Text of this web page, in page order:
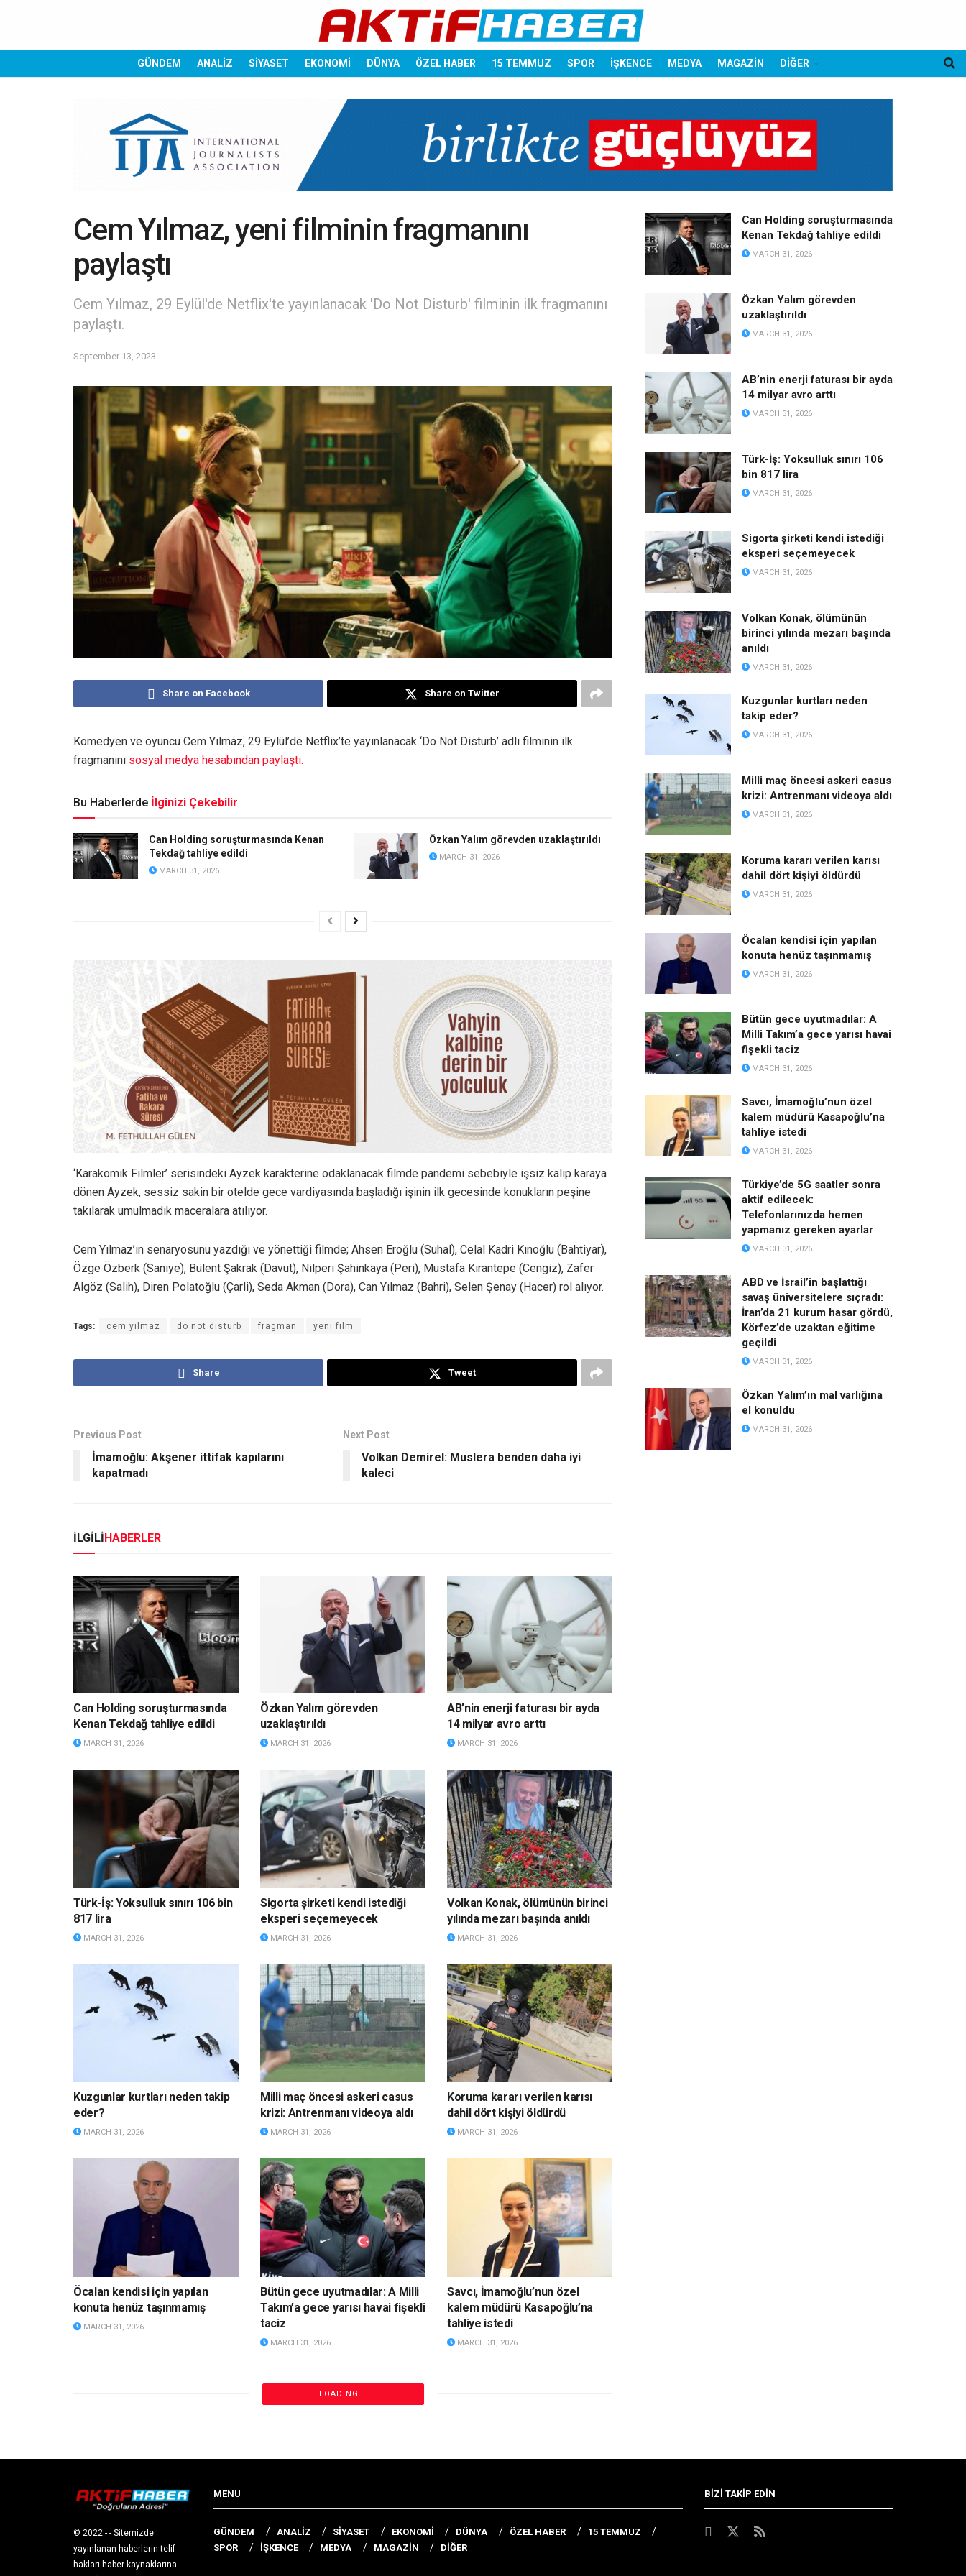
GÜNDEM ANALİZ SİYASET EKONOMİ DÜNYA ÖZEL HABER 15 TEMMUZ SPOR İŞKENCE MEDYA MAGAZİN DİĞER
Cem Yılmaz, yeni filminin fragmanını
paylaştı
Cem Yılmaz, 29 Eylül'de Netflix'te yayınlanacak 'Do Not Disturb' filminin ilk fragmanını
paylaştı.
September 13, 2023
Share on Facebook Share on Twitter
Komedyen ve oyuncu Cem Yılmaz, 29 Eylül’de Netflix’te yayınlanacak ‘Do Not Disturb’ adlı filminin ilk
fragmanını sosyal medya hesabından paylaştı.
Bu Haberlerde İlginizi Çekebilir
Can Holding soruşturmasında Kenan
Tekdağ tahliye edildi
MARCH 31, 2026
Özkan Yalım görevden uzaklaştırıldı
MARCH 31, 2026
‘Karakomik Filmler’ serisindeki Ayzek karakterine odaklanacak filmde pandemi sebebiyle işsiz kalıp karaya
dönen Ayzek, sessiz sakin bir otelde gece vardiyasında başladığı işinin ilk gecesinde konukların peşine
takılarak umulmadık maceralara atılıyor.
Cem Yılmaz’ın senaryosunu yazdığı ve yönettiği filmde; Ahsen Eroğlu (Suhal), Celal Kadri Kınoğlu (Bahtiyar),
Özge Özberk (Saniye), Bülent Şakrak (Davut), Nilperi Şahinkaya (Peri), Mustafa Kırantepe (Cengiz), Zafer
Algöz (Salih), Diren Polatoğlu (Çarli), Seda Akman (Dora), Can Yılmaz (Bahri), Selen Şenay (Hacer) rol alıyor.
Tags: cem yılmaz do not disturb fragman yeni film
Share Tweet
Previous Post
İmamoğlu: Akşener ittifak kapılarını
kapatmadı
Next Post
Volkan Demirel: Muslera benden daha iyi
kaleci
İLGİLİHABERLER
Can Holding soruşturmasında
Kenan Tekdağ tahliye edildi
MARCH 31, 2026
Özkan Yalım görevden
uzaklaştırıldı
MARCH 31, 2026
AB’nin enerji faturası bir ayda
14 milyar avro arttı
MARCH 31, 2026
Türk-İş: Yoksulluk sınırı 106 bin
817 lira
MARCH 31, 2026
Sigorta şirketi kendi istediği
eksperi seçemeyecek
MARCH 31, 2026
Volkan Konak, ölümünün birinci
yılında mezarı başında anıldı
MARCH 31, 2026
Kuzgunlar kurtları neden takip
eder?
MARCH 31, 2026
Milli maç öncesi askeri casus
krizi: Antrenmanı videoya aldı
MARCH 31, 2026
Koruma kararı verilen karısı
dahil dört kişiyi öldürdü
MARCH 31, 2026
Öcalan kendisi için yapılan
konuta henüz taşınmamış
MARCH 31, 2026
Bütün gece uyutmadılar: A Milli
Takım’a gece yarısı havai fişekli
taciz
MARCH 31, 2026
Savcı, İmamoğlu’nun özel
kalem müdürü Kasapoğlu’na
tahliye istedi
MARCH 31, 2026
aktif edilecek: Telefonlarınızda
hemen yapmanız gereken
ayarlar
ABD ve İsrail’in başlattığı savaş
üniversitelere sıçradı: İran’da
21 kurum hasar gördü,
konuldu
Can Holding soruşturmasında
Kenan Tekdağ tahliye edildi
MARCH 31, 2026
Özkan Yalım görevden
uzaklaştırıldı
MARCH 31, 2026
AB’nin enerji faturası bir ayda
14 milyar avro arttı
MARCH 31, 2026
Türk-İş: Yoksulluk sınırı 106
bin 817 lira
MARCH 31, 2026
Sigorta şirketi kendi istediği
eksperi seçemeyecek
MARCH 31, 2026
Volkan Konak, ölümünün
birinci yılında mezarı başında
anıldı
MARCH 31, 2026
Kuzgunlar kurtları neden
takip eder?
MARCH 31, 2026
Milli maç öncesi askeri casus
krizi: Antrenmanı videoya aldı
MARCH 31, 2026
Koruma kararı verilen karısı
dahil dört kişiyi öldürdü
MARCH 31, 2026
Öcalan kendisi için yapılan
konuta henüz taşınmamış
MARCH 31, 2026
Bütün gece uyutmadılar: A
Milli Takım’a gece yarısı havai
fişekli taciz
MARCH 31, 2026
Savcı, İmamoğlu’nun özel
kalem müdürü Kasapoğlu’na
tahliye istedi
MARCH 31, 2026
Türkiye’de 5G saatler sonra
aktif edilecek:
Telefonlarınızda hemen
yapmanız gereken ayarlar
MARCH 31, 2026
ABD ve İsrail’in başlattığı
savaş üniversitelere sıçradı:
İran’da 21 kurum hasar gördü,
Körfez’de uzaktan eğitime
geçildi
MARCH 31, 2026
Özkan Yalım’ın mal varlığına
el konuldu
MARCH 31, 2026